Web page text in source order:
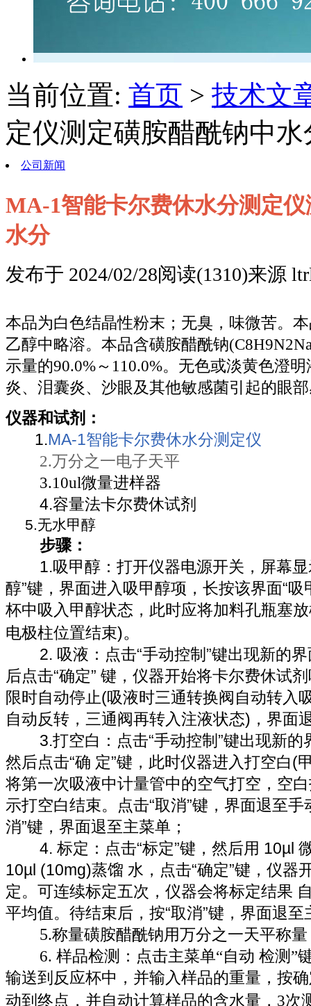
3
当前位置: 首页 > 技术文
定仪测定磺胺醋酰钠中水
公司新闻
MA-1智能卡尔费休水分测定
水分
发布于 2024/02/28阅读(1310)来源
本品为白色结晶性粉末；无臭，味微苦。
乙醇中略溶。本品含磺胺醋酰钠
示量的90.0%～110.0%。无色或淡黄色澄
炎、泪囊炎、沙眼及其他敏感菌引起的眼
仪器和试剂：
1.MA-1智能卡尔费休水分测定仪
2.万分之一电子天平
3.10ul微量进样器
4.容量法卡尔费休试剂
5.无水甲醇
步骤：
1.吸甲醇：打开仪器电源开关，屏幕
醇”键，界面进入吸甲醇项，长按该界面“
杯中吸入甲醇状态，此时应将加料孔瓶塞
电极柱位置结束)。
2. 吸液：点击“手动控制”键出现新的
后点击“确定” 键，仪器开始将卡尔费休试剂
限时自动停止(吸液时三通转换阀自动转入
自动反转，三通阀再转入注液状态)，界面
3.打空白：点击“手动控制”键出现新的
然后点击“确 定”键，此时仪器进入打空白(
将第一次吸液中计量管中的空气打空，空
示打空白结束。点击“取消”键，界面退至手
消”键，界面退至主菜单；
4. 标定：点击“标定”键，然后用 10µl
10µl (10mg)蒸馏 水，点击“确定”键，仪器
定。可连续标定五次，仪器会将标定结果
平均值。待结束后，按“取消”键，界面退至
5.称量磺胺醋酰钠用万分之一天平称量
6. 样品检测：点击主菜单“自动 检测”
输送到反应杯中，并输入样品的重量，按
动到终点，并自动计算样品的含水量，3次